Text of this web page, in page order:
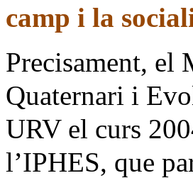
camp i la
Precisament, el
Quaternari i
URV el curs
l’IPHES, que